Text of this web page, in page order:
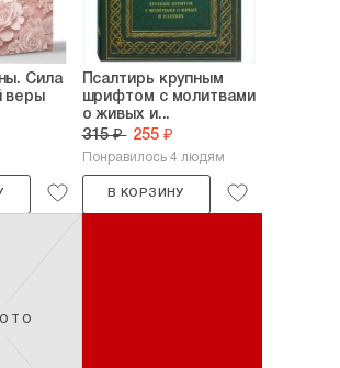
Сила
веры
Псалтирь крупным
шрифтом с молитвами
о живых и...
315 ₽ 255 ₽
Понравилось 4 людям
В КОРЗИНУ